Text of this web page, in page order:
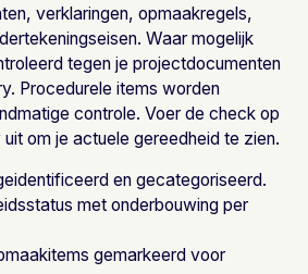
verklaringen, opmaakregels,
Waar mogelijk
tegen je projectdocumenten
Procedurele items worden
controle. Voer de check op
om je actuele gereedheid te zien.
en gecategoriseerd.
met onderbouwing per
gemarkeerd voor